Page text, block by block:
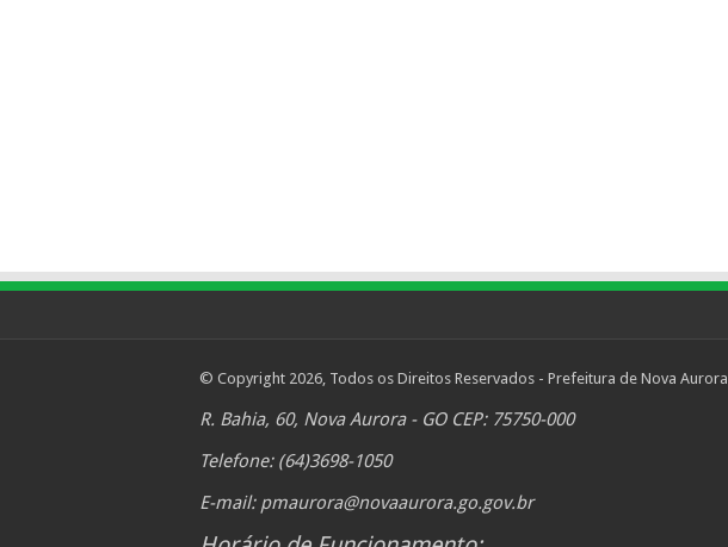
© Copyright 2026, Todos os Direitos Reservados - Prefeitura de Nova Aurora
R. Bahia, 60, Nova Aurora - GO CEP: 75750-000
Telefone: (64)3698-1050
E-mail: pmaurora@novaaurora.go.gov.br